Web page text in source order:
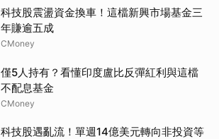
科技股震盪資金換車！這檔新興市場基金三
年賺逾五成
CMoney
僅5人持有？看懂印度盧比反彈紅利與這檔
不配息基金
CMoney
科技股遇亂流！單週14億美元轉向非投資等